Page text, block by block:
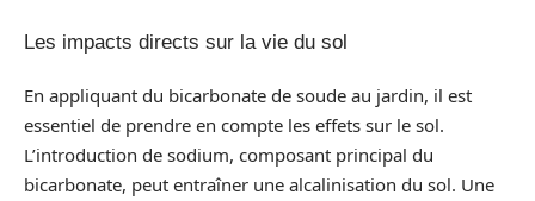
Les impacts directs sur la vie du sol
En appliquant du bicarbonate de soude au jardin, il est
essentiel de prendre en compte les effets sur le sol.
L’introduction de sodium, composant principal du
bicarbonate, peut entraîner une alcalinisation du sol. Une